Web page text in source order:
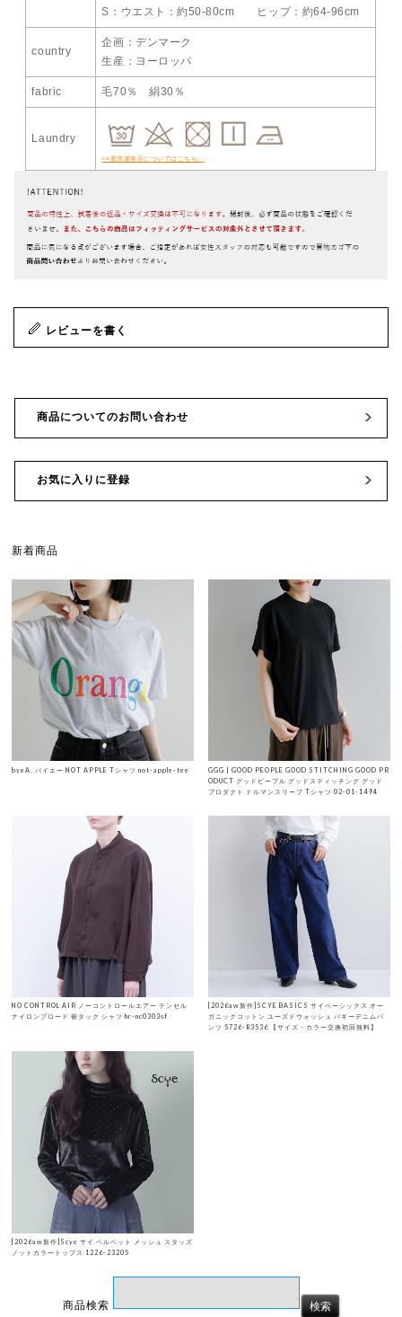
S：ウエスト：約50-80cm ヒップ：約64-96cm
country
企画：デンマーク
生産：ヨーロッパ
fabric 毛70％ 絹30％
Laundry
>>新洗濯表示についてはこちら。
レビューを書く
商品についてのお問い合わせ
お気に入りに登録
新着商品
byeA. バイエー NOT APPLE Tシャツ not-apple-tee
GGG | GOOD PEOPLE GOOD STITCHING GOOD PR
ODUCT グッドピープル グッドスティッチング グッド
プロダクト ドルマンスリーブ Tシャツ 02-01-1494
NO CONTROL AIR ノーコントロールエアー テンセル
ナイロンブロード 裾タック シャツ hr-nc0303sf
[2026aw新作]SCYE BASICS サイベーシックス オー
ガニックコットン ユーズドウォッシュ バギーデニムパ
ンツ 5726-83536 【サイズ・カラー交換初回無料】
[2026aw新作]Scye サイ ベルベット メッシュ スタッズ
ノットカラートップス 1226-23205
商品検索